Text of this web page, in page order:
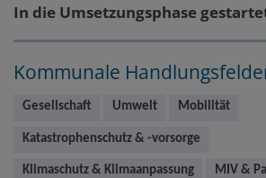
In die Umsetzungsphase
Kommunale
Gesellschaft Umwelt Mobilität
Katastrophenschutz & -vorsorge
Klimaschutz & Klimaanpassung MIV &